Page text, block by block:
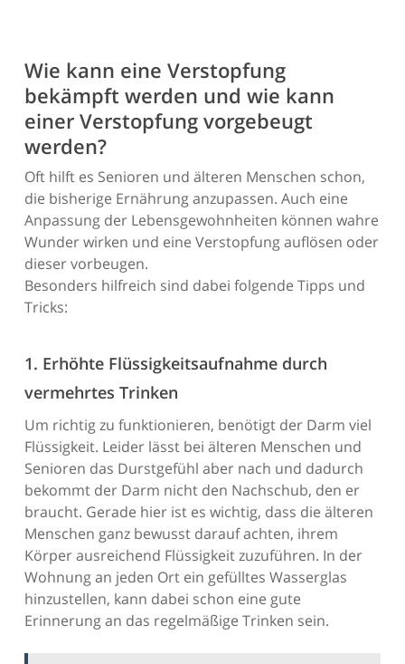
Wie kann eine Verstopfung
bekämpft werden und wie kann
einer Verstopfung vorgebeugt
werden?
Oft hilft es Senioren und älteren Menschen schon,
die bisherige Ernährung anzupassen. Auch eine
Anpassung der Lebensgewohnheiten können wahre
Wunder wirken und eine Verstopfung auflösen oder
dieser vorbeugen.
Besonders hilfreich sind dabei folgende Tipps und
Tricks:
1. Erhöhte Flüssigkeitsaufnahme durch
vermehrtes Trinken
Um richtig zu funktionieren, benötigt der Darm viel
Flüssigkeit. Leider lässt bei älteren Menschen und
Senioren das Durstgefühl aber nach und dadurch
bekommt der Darm nicht den Nachschub, den er
braucht. Gerade hier ist es wichtig, dass die älteren
Menschen ganz bewusst darauf achten, ihrem
Körper ausreichend Flüssigkeit zuzuführen. In der
Wohnung an jeden Ort ein gefülltes Wasserglas
hinzustellen, kann dabei schon eine gute
Erinnerung an das regelmäßige Trinken sein.